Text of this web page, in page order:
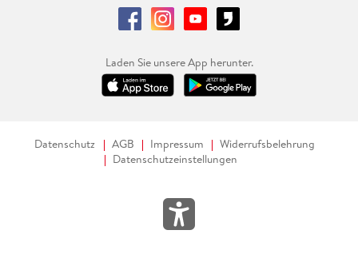
Laden Sie unsere App herunter.
Datenschutz AGB Impressum
Widerrufsbelehrung
Datenschutzeinstellungen